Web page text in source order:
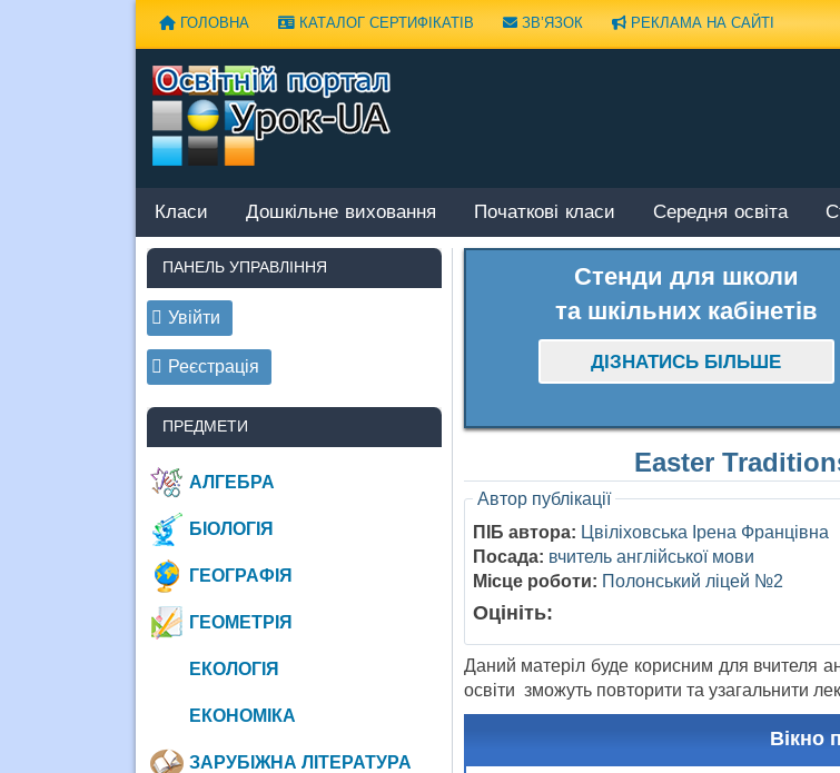
ГОЛОВНА КАТАЛОГ СЕРТИФІКАТІВ ЗВ’ЯЗОК РЕКЛАМА НА САЙТІ
Класи Дошкільне виховання Початкові класи Середня освіта
Стенди для школи
та шкільних кабінетів
ДІЗНАТИСЬ БІЛЬШЕ
Easter
Автор публікації
ПІБ автора: Цвіліховська Ірена Францівна
Посада: вчитель англійської мови
Місце роботи: Полонський ліцей №2
Оцініть:
Даний матеріл буде корисним для вчителя
освіти зможуть повторити та узагальнити
Вікно
ПАНЕЛЬ УПРАВЛІННЯ
Увійти
Реєстрація
ПРЕДМЕТИ
АЛГЕБРА
БІОЛОГІЯ
ГЕОГРАФІЯ
ГЕОМЕТРІЯ
ЕКОЛОГІЯ
ЕКОНОМІКА
ЗАРУБІЖНА ЛІТЕРАТУРА